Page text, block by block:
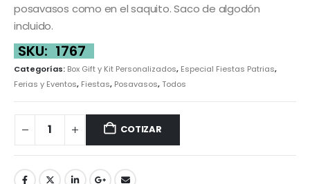
posavasos como en el saquito. Saco de algodón
incluido.
SKU: 1767
Categorías: Box Gift y Kit Personalizados, Especial Fiestas Patrias,
Ferias y Eventos, Fiestas, Posavasos,Todos
COTIZAR